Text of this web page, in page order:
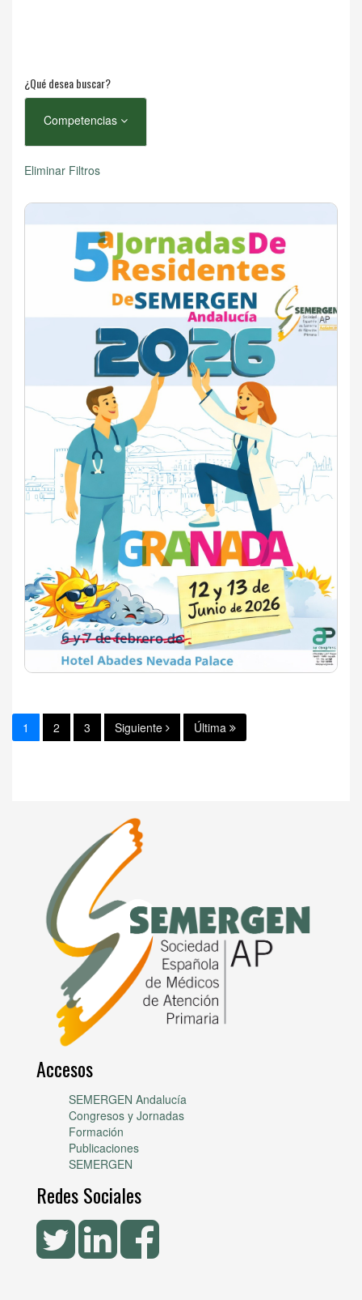
¿Qué desea buscar?
Competencias
Eliminar Filtros
1 2 3 Siguiente Última
Accesos
SEMERGEN Andalucía
Congresos y Jornadas
Formación
Publicaciones
SEMERGEN
Redes Sociales